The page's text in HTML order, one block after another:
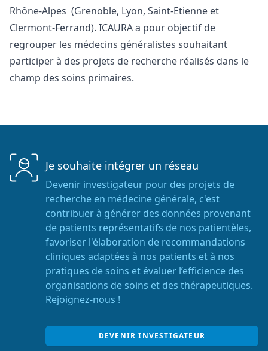
Rhône-Alpes (Grenoble, Lyon, Saint-Etienne et
Clermont-Ferrand). ICAURA a pour objectif de
regrouper les médecins généralistes souhaitant
participer à des projets de recherche réalisés dans le
champ des soins primaires.
Je souhaite intégrer un réseau
Devenir investigateur pour des projets de
recherche en médecine générale, c'est
contribuer à générer des données provenant
de patients représentatifs de nos patientèles,
favoriser l'élaboration de recommandations
cliniques adaptées à nos patients et à nos
pratiques de soins et évaluer l’efficience des
organisations de soins et des thérapeutiques.
Rejoignez-nous !
DEVENIR INVESTIGATEUR